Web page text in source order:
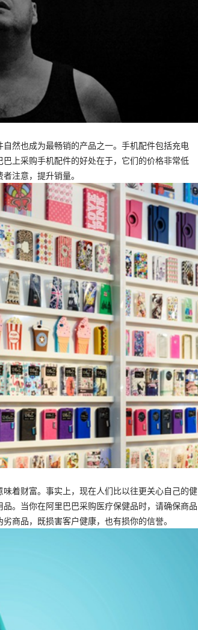
然也成为最畅销的产品之一。手机配件包括充电
上采购手机配件的好处在于，它们的价格非常低
注意，提升销量。
着财富。事实上，现在人们比以往更关心自己的健
。当你在阿里巴巴采购医疗保健品时，请确保商品
商品，既损害客户健康，也有损你的信誉。